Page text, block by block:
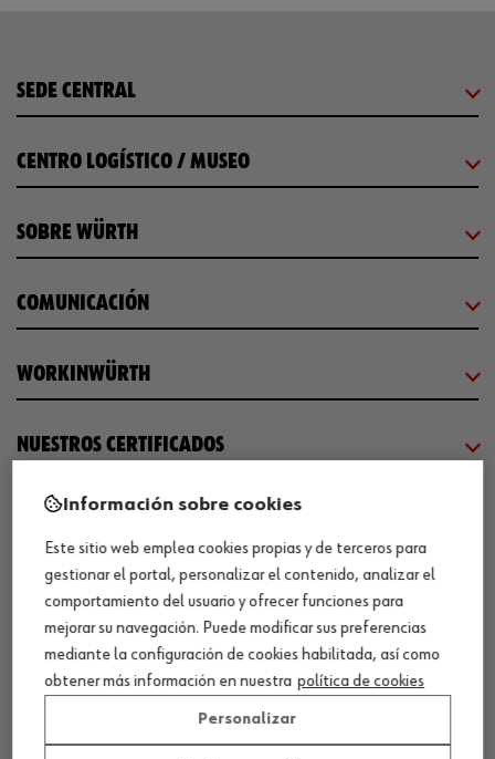
SEDE CENTRAL
CENTRO LOGÍSTICO / MUSEO
SOBRE WÜRTH
COMUNICACIÓN
WORKINWÜRTH
NUESTROS CERTIFICADOS
¡WÜRTH EMPRESA SOLIDARIA!
¡DESCARGA NUESTRA APP!
Información sobre cookies
Este sitio web emplea cookies propias y de terceros para
gestionar el portal, personalizar el contenido, analizar el
comportamiento del usuario y ofrecer funciones para
mejorar su navegación. Puede modificar sus preferencias
mediante la configuración de cookies habilitada, así como
obtener más información en nuestra política de cookies
Personalizar